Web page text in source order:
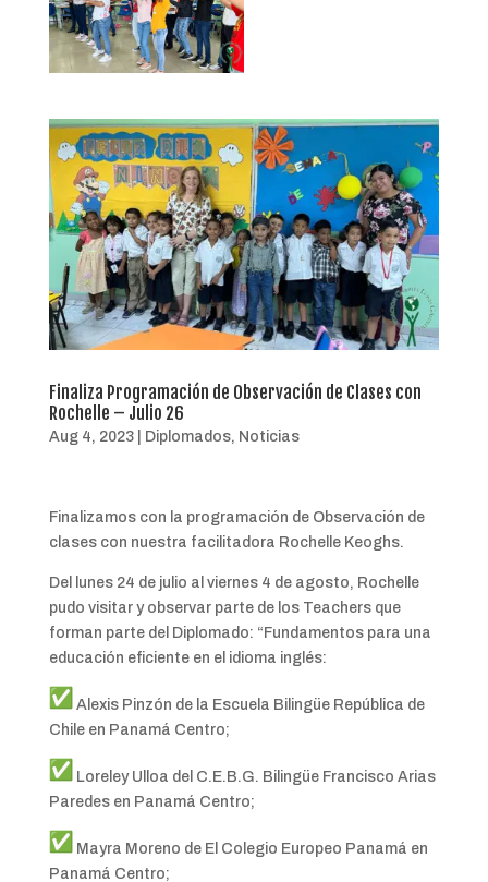
Finaliza Programación de Observación de Clases con
Rochelle – Julio 26
Aug 4, 2023| Diplomados, Noticias
Finalizamos con la programación de Observación de
clases con nuestra facilitadora Rochelle Keoghs.
Del lunes 24 de julio al viernes 4 de agosto, Rochelle
pudo visitar y observar parte de los Teachers que
forman parte del Diplomado: “Fundamentos para una
educación eficiente en el idioma inglés:
Alexis Pinzón de la Escuela Bilingüe República de
Chile en Panamá Centro;
Loreley Ulloa del C.E.B.G. Bilingüe Francisco Arias
Paredes en Panamá Centro;
Mayra Moreno de El Colegio Europeo Panamá en
Panamá Centro;